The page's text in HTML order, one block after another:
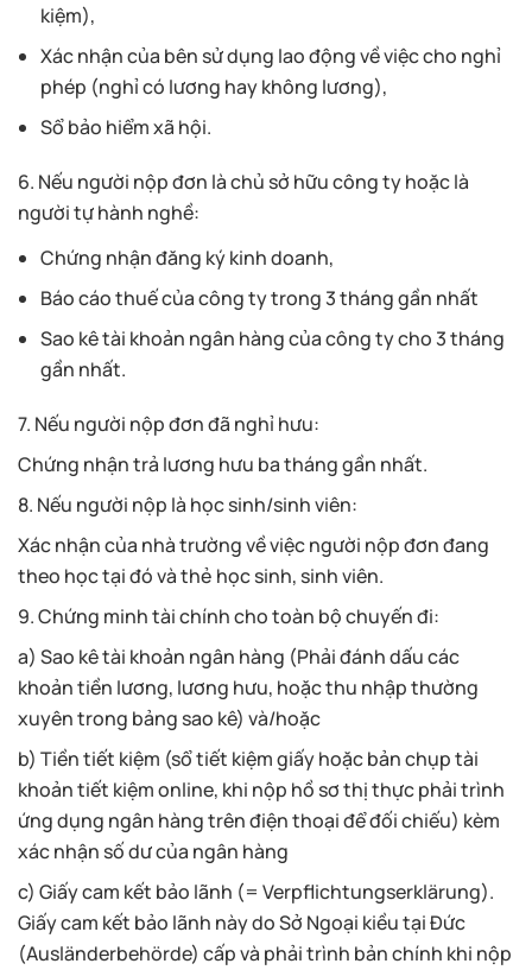
kiệm),
Xác nhận của bên sử dụng lao động về việc cho nghỉ
phép (nghỉ có lương hay không lương),
Sổ bảo hiểm xã hội.
6. Nếu người nộp đơn là chủ sở hữu công ty hoặc là
người tự hành nghề:
Chứng nhận đăng ký kinh doanh,
Báo cáo thuế của công ty trong 3 tháng gần nhất
Sao kê tài khoản ngân hàng của công ty cho 3 tháng
gần nhất.
7. Nếu người nộp đơn đã nghỉ hưu:
Chứng nhận trả lương hưu ba tháng gần nhất.
8. Nếu người nộp là học sinh/sinh viên:
Xác nhận của nhà trường về việc người nộp đơn đang
theo học tại đó và thẻ học sinh, sinh viên.
9. Chứng minh tài chính cho toàn bộ chuyến đi:
a) Sao kê tài khoản ngân hàng (Phải đánh dấu các
khoản tiền lương, lương hưu, hoặc thu nhập thường
xuyên trong bảng sao kê) và/hoặc
b) Tiền tiết kiệm (sổ tiết kiệm giấy hoặc bản chụp tài
khoản tiết kiệm online, khi nộp hồ sơ thị thực phải trình
ứng dụng ngân hàng trên điện thoại để đối chiếu) kèm
xác nhận số dư của ngân hàng
c) Giấy cam kết bảo lãnh (= Verpflichtungserklärung).
Giấy cam kết bảo lãnh này do Sở Ngoại kiều tại Đức
(Ausländerbehörde) cấp và phải trình bản chính khi nộp